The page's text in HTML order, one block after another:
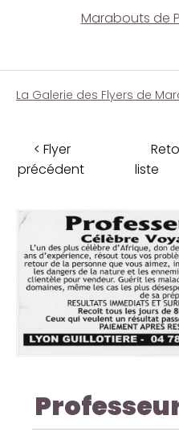
Marabouts de
La Galerie des Flyers de
< Flyer
précédent
liste